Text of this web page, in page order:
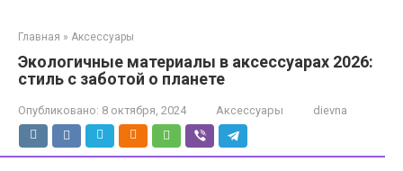
Главная » Аксессуары
Экологичные материалы в аксессуарах 2026:
стиль с заботой о планете
Опубликовано: 8 октября, 2024 Аксессуары dievna